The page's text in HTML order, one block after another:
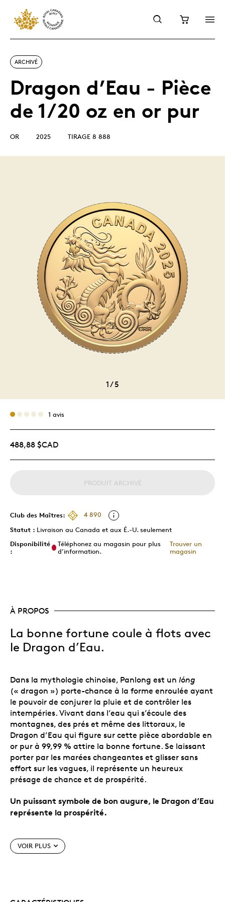
ARCHIVÉ
Dragon d’Eau - Pièce
de 1/20 oz en or pur
OR 2025 TIRAGE 8 888
1/5
1 avis
488,88 $CAD
PRODUIT ARCHIVÉ
Club des Maîtres:
4 890
Statut : Livraison au Canada et aux É.-U. seulement
Disponibilité
:
Téléphonez au magasin pour plus
d’information.
Trouver un
magasin
À PROPOS
La bonne fortune coule à flots avec
le Dragon d’Eau.
Dans la mythologie chinoise, Panlong est un lóng
(« dragon ») porte-chance à la forme enroulée ayant
le pouvoir de conjurer la pluie et de contrôler les
intempéries. Vivant dans l’eau qui s’écoule des
montagnes, des prés et même des littoraux, le
Dragon d’Eau qui figure sur cette pièce abordable en
or pur à 99,99 % attire la bonne fortune. Se laissant
porter par les marées changeantes et glisser sans
effort sur les vagues, il représente un heureux
présage de chance et de prospérité.
Un puissant symbole de bon augure, le Dragon d’Eau
représente la prospérité.
Caractéristiques particulières
VOIR PLUS